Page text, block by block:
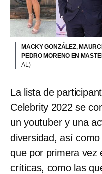
MACKY GONZÁLEZ,
PEDRO MORENO EN
AL)
La lista de
Celebrity 2022 se
un youtuber y una
diversidad, así
que por primera vez
críticas, como las